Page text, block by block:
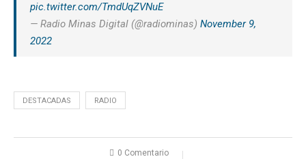
pic.twitter.com/TmdUqZVNuE
— Radio Minas Digital (@radiominas) November 9,
2022
DESTACADAS RADIO
0 Comentario